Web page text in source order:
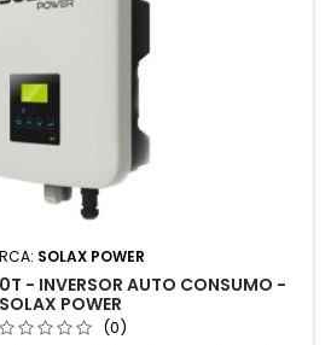
SOLAX POWER
- INVERSOR AUTO CONSUMO -
SOLAX POWER
(0)